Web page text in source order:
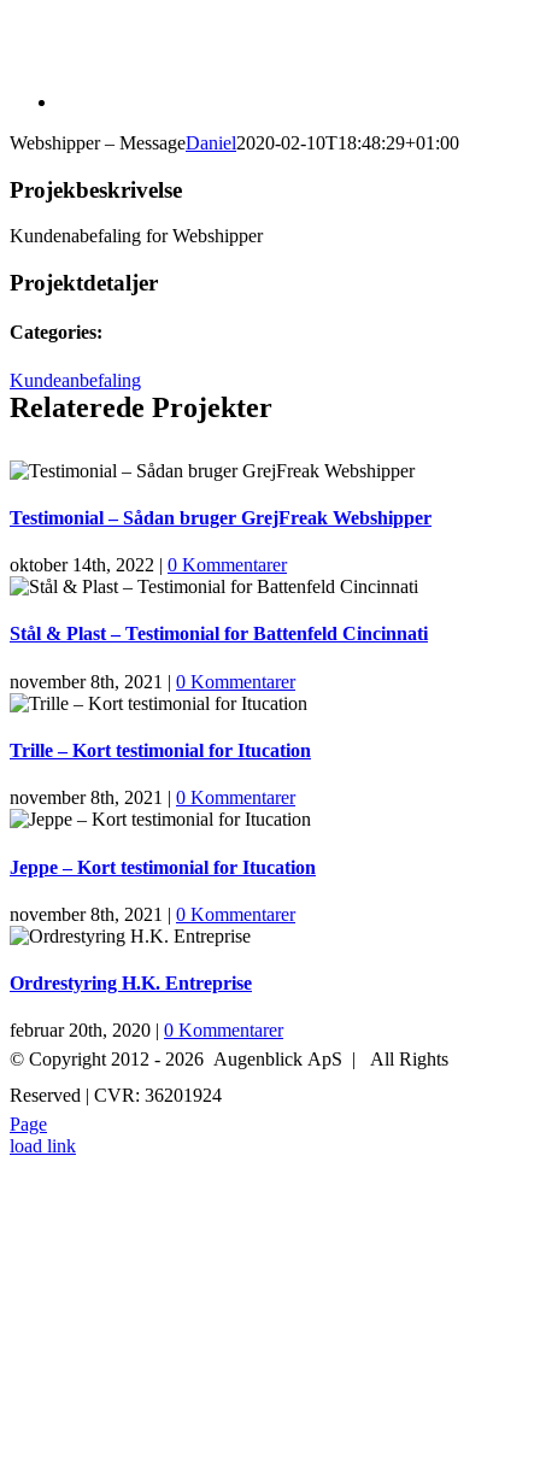
Webshipper – MessageDaniel2020-02-10T18:48:29+01:00
Projekbeskrivelse
Kundenabefaling for Webshipper
Projektdetaljer
Categories:
Kundeanbefaling
Relaterede Projekter
Testimonial – Sådan bruger GrejFreak Webshipper
oktober 14th, 2022 | 0 Kommentarer
Stål & Plast – Testimonial for Battenfeld Cincinnati
november 8th, 2021 | 0 Kommentarer
Trille – Kort testimonial for Itucation
november 8th, 2021 | 0 Kommentarer
Jeppe – Kort testimonial for Itucation
november 8th, 2021 | 0 Kommentarer
Ordrestyring H.K. Entreprise
februar 20th, 2020 | 0 Kommentarer
© Copyright 2012 - 2026 Augenblick ApS | All Rights
Reserved | CVR: 36201924
Page
load link